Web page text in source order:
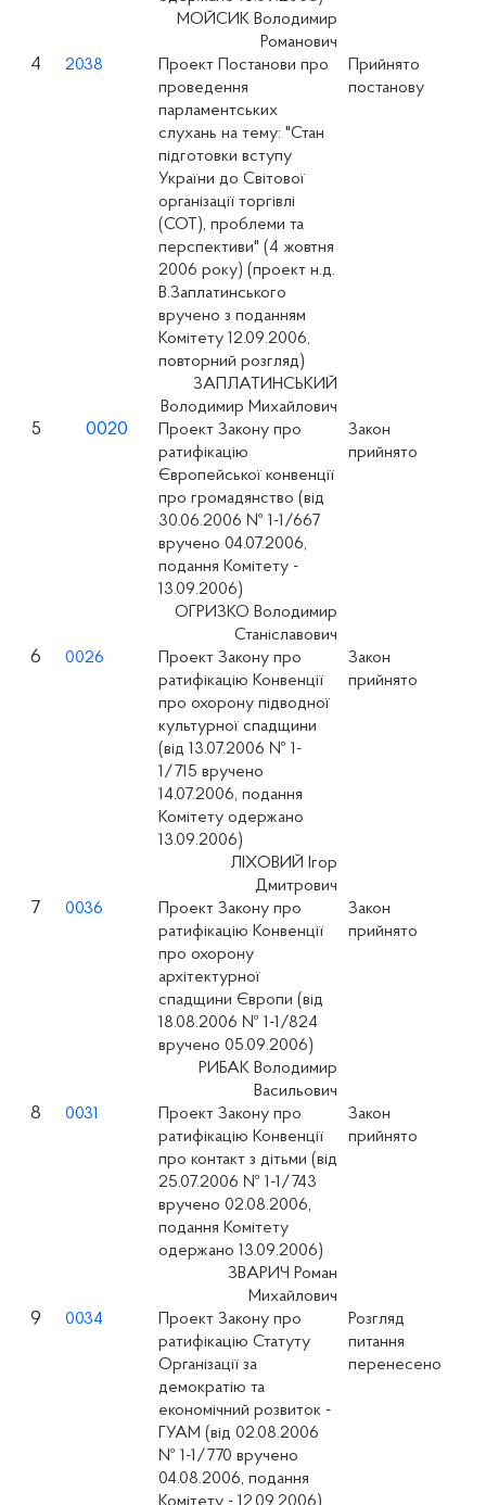
МОЙСИК Володимир
Романович
4 2038
Проект Постанови про
проведення
парламентських
слухань на тему: "Стан
підготовки вступу
України до Світової
організації торгівлі
(СОТ), проблеми та
перспективи" (4 жовтня
2006 року) (проект н.д.
В.Заплатинського
вручено з поданням
Комітету 12.09.2006,
повторний розгляд)
ЗАПЛАТИНСЬКИЙ
Володимир Михайлович
Прийнято
постанову
5 0020
Проект Закону про
ратифікацію
Європейської конвенції
про громадянство (вiд
30.06.2006 № 1-1/667
вручено 04.07.2006,
подання Комітету -
13.09.2006)
ОГРИЗКО Володимир
Станіславович
Закон
прийнято
6 0026
Проект Закону про
ратифікацію Конвенції
про охорону підводної
культурної спадщини
(вiд 13.07.2006 № 1-
1/715 вручено
14.07.2006, подання
Комітету одержано
13.09.2006)
ЛІХОВИЙ Ігор
Дмитрович
Закон
прийнято
7 0036
Проект Закону про
ратифікацію Конвенції
про охорону
архітектурної
спадщини Європи (вiд
18.08.2006 № 1-1/824
вручено 05.09.2006)
РИБАК Володимир
Васильович
Закон
прийнято
8 0031
Проект Закону про
ратифікацію Конвенції
про контакт з дітьми (вiд
25.07.2006 № 1-1/743
вручено 02.08.2006,
подання Комітету
одержано 13.09.2006)
ЗВАРИЧ Роман
Михайлович
Закон
прийнято
9 0034
Проект Закону про
ратифікацію Статуту
Організації за
демократію та
економічний розвиток -
ГУАМ (вiд 02.08.2006
№ 1-1/770 вручено
04.08.2006, подання
Комітету - 12.09.2006)
Розгляд
питання
перенесено